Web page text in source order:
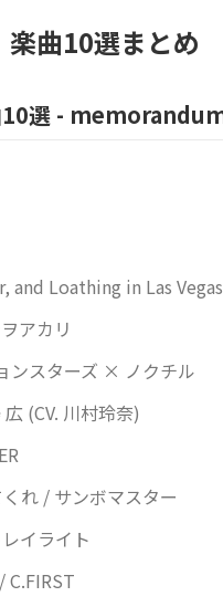
楽曲10選まとめ
10選 -
and Loathing in Las Vegas
アカリ
ンスターズ × ノクチル
(CV. 川村玲奈)
れ / サンボマスター
イライト